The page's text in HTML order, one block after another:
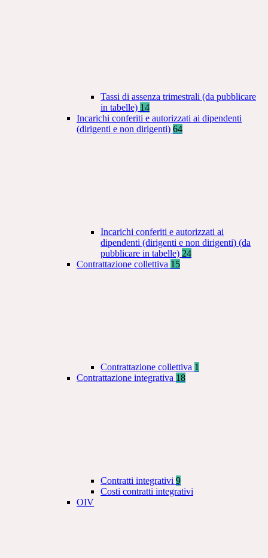
Tassi di assenza trimestrali (da pubblicare
in tabelle) 14
Incarichi conferiti e autorizzati ai dipendenti
(dirigenti e non dirigenti) 64
Incarichi conferiti e autorizzati ai
dipendenti (dirigenti e non dirigenti) (da
pubblicare in tabelle) 24
Contrattazione collettiva 15
Contrattazione collettiva 1
Contrattazione integrativa 18
Contratti integrativi 9
Costi contratti integrativi
OIV